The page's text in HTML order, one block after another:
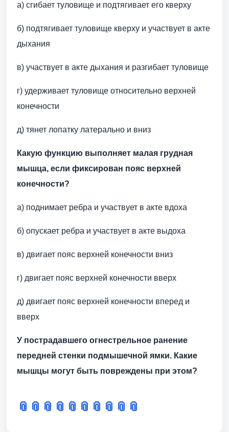
а) сгибает туловище и подтягивает его кверху
б) подтягивает туловище кверху и участвует в акте
дыхания
в) участвует в акте дыхания и разгибает туловище
г) удерживает туловище относительно верхней
конечности
д) тянет лопатку латерально и вниз
Какую функцию выполняет малая грудная
мышца, если фиксирован пояс верхней
конечности?
а) поднимает ребра и участвует в акте вдоха
б) опускает ребра и участвует в акте выдоха
в) двигает пояс верхней конечности вниз
г) двигает пояс верхней конечности вверх
д) двигает пояс верхней конечности вперед и
вверх
У пострадавшего огнестрельное ранение
передней стенки подмышечной ямки. Какие
мышцы могут быть повреждены при этом?
📎 📎 📎 📎 📎 📎 📎 📎 📎 📎